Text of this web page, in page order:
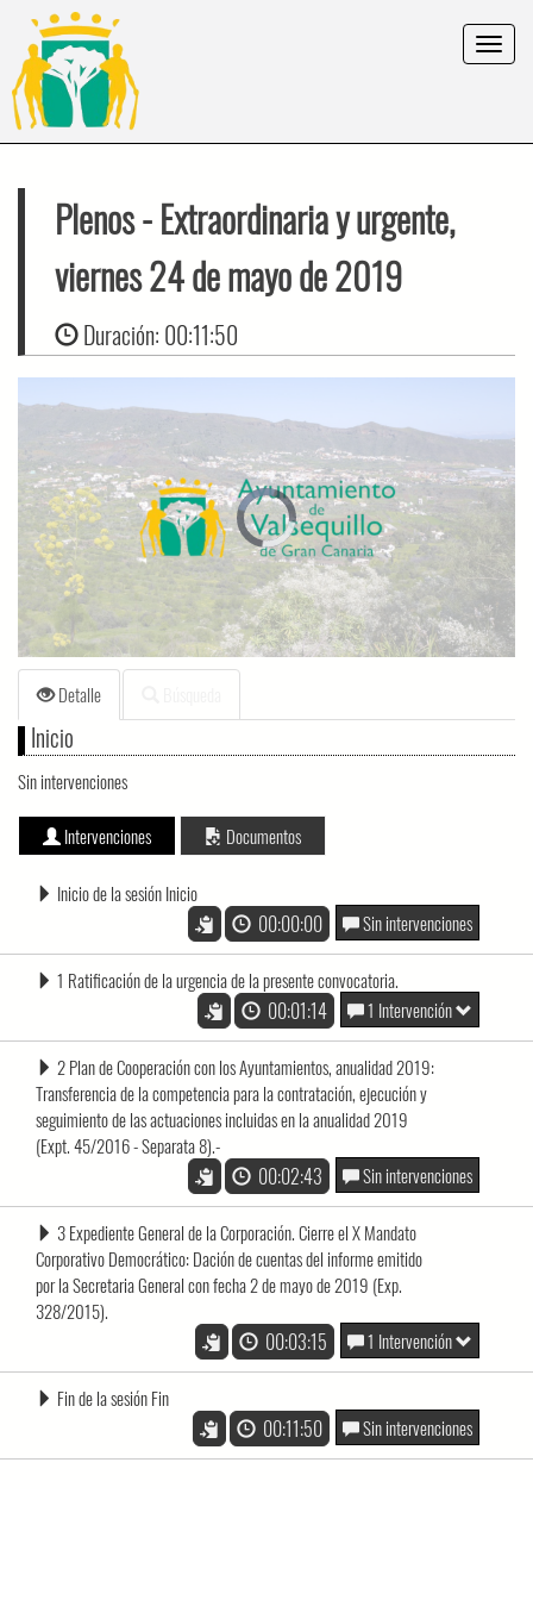
Toggle
Plenos- Extraordinaria y urgente,
viernes 24 de mayo de 2019
Duración: 00:11:50
Video
Player
is
loading.
Detalle
Inicio
Sin intervenciones
Intervenciones Documentos
Inicio de la sesión Inicio
00:00:00 Sin intervenciones
1 Ratificación de la urgencia de la presente convocatoria.
00:01:14 1 Intervención
2 Plan de Cooperación con los Ayuntamientos, anualidad 2019:
Transferencia de la competencia para la contratación, ejecución y
seguimiento de las actuaciones incluidas en la anualidad 2019
(Expt. 45/2016 - Separata 8).-
00:02:43 Sin intervenciones
3 Expediente General de la Corporación. Cierre el X Mandato
Corporativo Democrático: Dación de cuentas del informe emitido
por la Secretaria General con fecha 2 de mayo de 2019 (Exp.
328/2015).
00:03:15 1 Intervención
Fin de la sesión Fin
00:11:50 Sin intervenciones